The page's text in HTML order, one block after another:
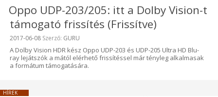
Oppo UDP-203/205: itt a Dolby Vision-t
támogató frissítés (Frissítve)
Beküldve:
2017-06-08 Szerző: GURU
A Dolby Vision HDR kész Oppo UDP-203 és UDP-205 Ultra HD Blu-
ray lejátszók a mától elérhető frissítéssel már tényleg alkalmasak
a formátum támogatására.
HÍREK